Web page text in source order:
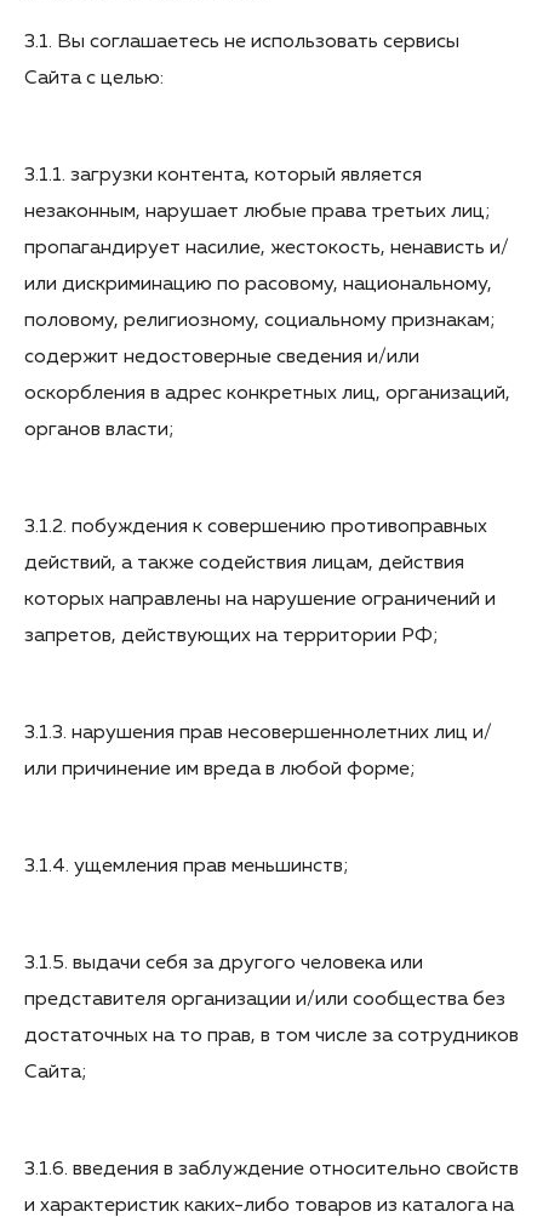
3.1. Вы соглашаетесь не использовать сервисы
Сайта с целью:
3.1.1. загрузки контента, который является
незаконным, нарушает любые права третьих лиц;
пропагандирует насилие, жестокость, ненависть и/
или дискриминацию по расовому, национальному,
половому, религиозному, социальному признакам;
содержит недостоверные сведения и/или
оскорбления в адрес конкретных лиц, организаций,
органов власти;
3.1.2. побуждения к совершению противоправных
действий, а также содействия лицам, действия
которых направлены на нарушение ограничений и
запретов, действующих на территории РФ;
3.1.3. нарушения прав несовершеннолетних лиц и/
или причинение им вреда в любой форме;
3.1.4. ущемления прав меньшинств;
3.1.5. выдачи себя за другого человека или
представителя организации и/или сообщества без
достаточных на то прав, в том числе за сотрудников
Сайта;
3.1.6. введения в заблуждение относительно свойств
и характеристик каких-либо товаров из каталога на